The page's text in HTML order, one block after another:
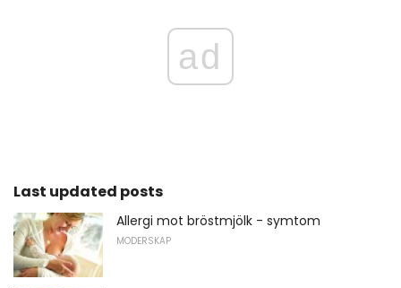
ad
Last updated posts
Allergi mot bröstmjölk - symtom
MODERSKAP